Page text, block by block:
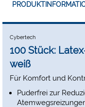
Unsere erfolgreichen
modernen
Verpackungsdesign
noch übersichtlicher,
Das Wichtigste für Sie
erhalten weiterhin
verlassen.
Während der
Cybertech
100 Stück:
weiß
Für Komfort und
Puderfrei zur